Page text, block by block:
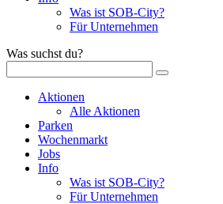
Was ist SOB-City?
Für Unternehmen
Was suchst du?
Aktionen
Alle Aktionen
Parken
Wochenmarkt
Jobs
Info
Was ist SOB-City?
Für Unternehmen